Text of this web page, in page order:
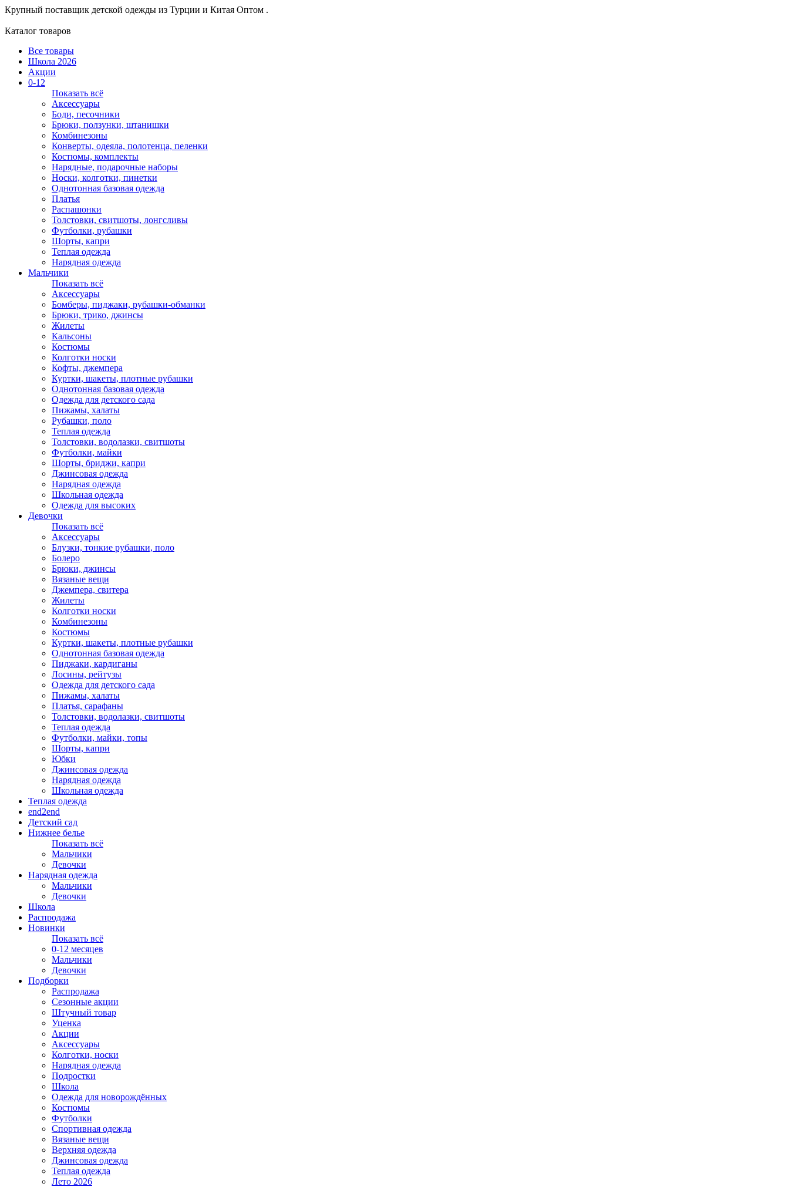
Крупный поставщик детской одежды из Турции и Китая Оптом .
Каталог товаров
Все товары
Школа 2026
Акции
0-12
Показать всё
Аксессуары
Боди, песочники
Брюки, ползунки, штанишки
Комбинезоны
Конверты, одеяла, полотенца, пеленки
Костюмы, комплекты
Нарядные, подарочные наборы
Носки, колготки, пинетки
Однотонная базовая одежда
Платья
Распашонки
Толстовки, свитшоты, лонгсливы
Футболки, рубашки
Шорты, капри
Теплая одежда
Нарядная одежда
Мальчики
Показать всё
Аксессуары
Бомберы, пиджаки, рубашки-обманки
Брюки, трико, джинсы
Жилеты
Кальсоны
Костюмы
Колготки носки
Кофты, джемпера
Куртки, шакеты, плотные рубашки
Однотонная базовая одежда
Одежда для детского сада
Пижамы, халаты
Рубашки, поло
Теплая одежда
Толстовки, водолазки, свитшоты
Футболки, майки
Шорты, бриджи, капри
Джинсовая одежда
Нарядная одежда
Школьная одежда
Одежда для высоких
Девочки
Показать всё
Аксессуары
Блузки, тонкие рубашки, поло
Болеро
Брюки, джинсы
Вязаные вещи
Джемпера, свитера
Жилеты
Колготки носки
Комбинезоны
Костюмы
Куртки, шакеты, плотные рубашки
Однотонная базовая одежда
Пиджаки, кардиганы
Лосины, рейтузы
Одежда для детского сада
Пижамы, халаты
Платья, сарафаны
Толстовки, водолазки, свитшоты
Теплая одежда
Футболки, майки, топы
Шорты, капри
Юбки
Джинсовая одежда
Нарядная одежда
Школьная одежда
Теплая одежда
end2end
Детский сад
Нижнее белье
Показать всё
Мальчики
Девочки
Нарядная одежда
Мальчики
Девочки
Школа
Распродажа
Новинки
Показать всё
0-12 месяцев
Мальчики
Девочки
Подборки
Распродажа
Сезонные акции
Штучный товар
Уценка
Акции
Аксессуары
Колготки, носки
Нарядная одежда
Подростки
Школа
Одежда для новорождённых
Костюмы
Футболки
Спортивная одежда
Вязаные вещи
Верхняя одежда
Джинсовая одежда
Теплая одежда
Лето 2026